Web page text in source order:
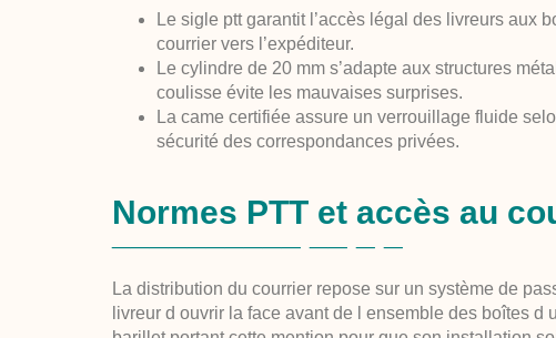
Le sigle pttgarantit l’accès légal des livreurs aux
courrier vers l’expéditeur.
Le cylindre de 20 mm s’adapte aux structures
coulisse évite les mauvaises surprises.
La came certifiée assure un verrouillage fluide
sécurité des correspondances privées.
Normes PTT et accès au
La distribution du courrier repose sur un système de
livreur d ouvrir la face avant de l ensemble des boîtes